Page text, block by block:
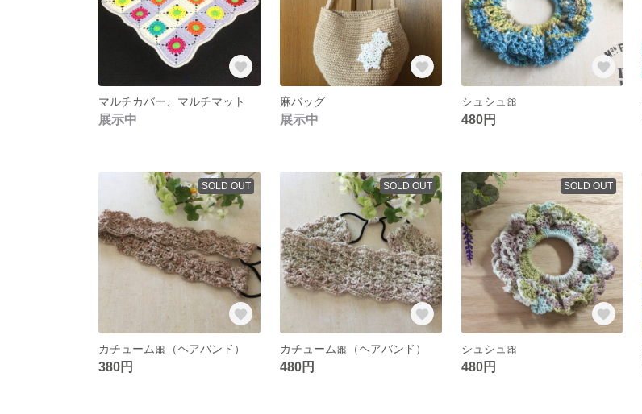
マルチカバー、マルチマット
展示中
麻バッグ
展示中
シュシュ🎀
480円
SOLD OUT
カチューム🎀（ヘアバンド）
380円
SOLD OUT
カチューム🎀（ヘアバンド）
480円
SOLD OUT
シュシュ🎀
480円